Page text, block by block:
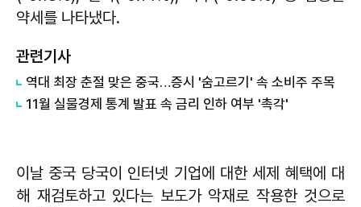
약세를 나타냈다.
관련기사
역대 최장 춘절 맞은 중국…증시 '숨고르기' 속 소비주 주목
11월 실물경제 통계 발표 속 금리 인하 여부 '촉각'
이날 중국 당국이 인터넷 기업에 대한 세제 혜택에 대
해 재검토하고 있다는 보도가 악재로 작용한 것으로